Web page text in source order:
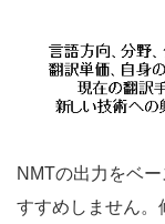
NMTの出力をベ
すすめしません。